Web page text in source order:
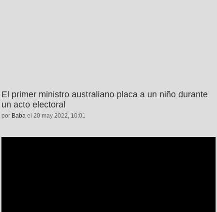
El primer ministro australiano placa a un niño durante
un acto electoral
por Baba el 20 may 2022, 10:01